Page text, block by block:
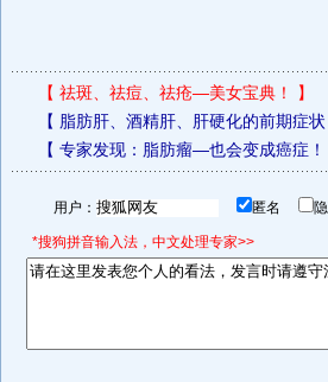
【 祛斑、祛痘、祛疮—美女宝典！ 】
【 脂肪肝、酒精肝、肝硬化的前期症状
【 专家发现：脂肪瘤—也会变成癌症！
用户： 匿名
*搜狗拼音输入法，中文处理专家>>